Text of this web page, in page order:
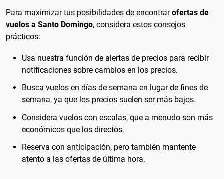
Para maximizar tus posibilidades de encontrarofertas de
vuelos a Santo Domingo, considera estos consejos
prácticos:
Usa nuestra función de alertas de precios para recibir
notificaciones sobre cambios en los precios.
Busca vuelos en días de semana en lugar de fines de
semana, ya que los precios suelen ser más bajos.
Considera vuelos con escalas, que a menudo son más
económicos que los directos.
Reserva con anticipación, pero también mantente
atento a las ofertas de última hora.